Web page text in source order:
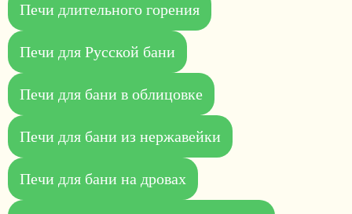
Печи длительного горения
Печи для Русской бани
Печи для бани в облицовке
Печи для бани из нержавейки
Печи для бани на дровах